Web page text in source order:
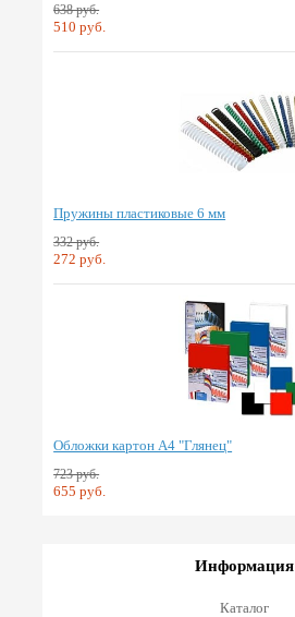
638 руб.
510 руб.
Пружины пластиковые 6 мм
332 руб.
272 руб.
Обложки картон А4 "Глянец"
723 руб.
655 руб.
Информация
Каталог